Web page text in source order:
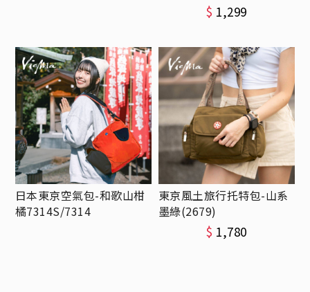
$ 1,299
日本東京空氣包-和歌山柑
橘7314S/7314
東京風土旅行托特包-山系
墨綠(2679)
$ 1,780